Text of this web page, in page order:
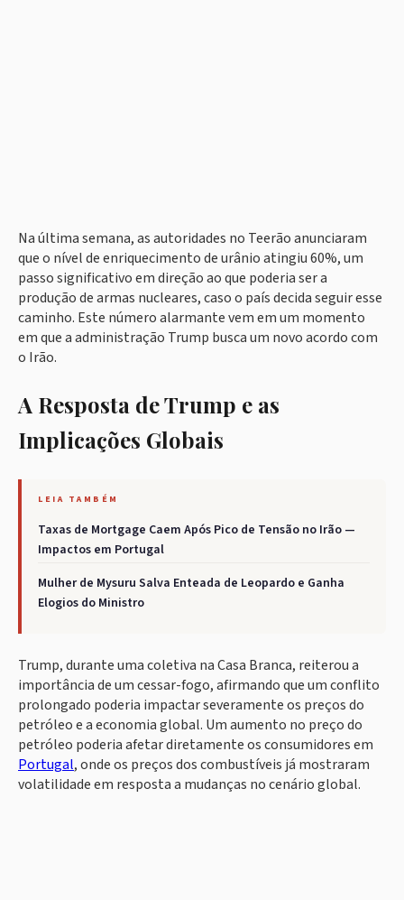
Na última semana, as autoridades no Teerão anunciaram
que o nível de enriquecimento de urânio atingiu 60%, um
passo significativo em direção ao que poderia ser a
produção de armas nucleares, caso o país decida seguir esse
caminho. Este número alarmante vem em um momento
em que a administração Trump busca um novo acordo com
o Irão.
A Resposta de Trump e as
Implicações Globais
LEIA TAMBÉM
Taxas de Mortgage Caem Após Pico de Tensão no Irão —
Impactos em Portugal
Mulher de Mysuru Salva Enteada de Leopardo e Ganha
Elogios do Ministro
Trump, durante uma coletiva na Casa Branca, reiterou a
importância de um cessar-fogo, afirmando que um conflito
prolongado poderia impactar severamente os preços do
petróleo e a economia global. Um aumento no preço do
petróleo poderia afetar diretamente os consumidores em
Portugal, onde os preços dos combustíveis já mostraram
volatilidade em resposta a mudanças no cenário global.